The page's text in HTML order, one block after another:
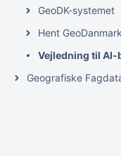
GeoDK-systemet
Hent
Vejledning til
Geografiske